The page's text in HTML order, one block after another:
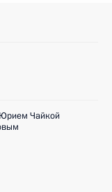
Юрием Чайкой